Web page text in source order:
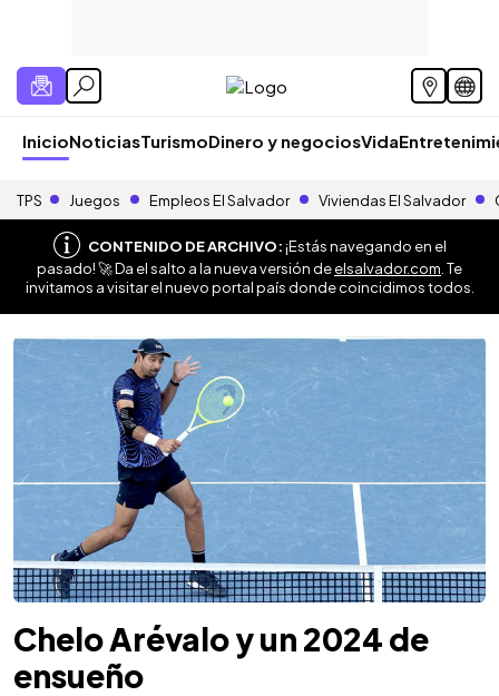
InicioNoticiasTurismoDinero y negociosVida
TPS Juegos Empleos El Salvador Viviendas El Salvador
CONTENIDO DE ARCHIVO:¡Estás navegando en el
pasado! 🚀 Da el salto a la nueva versión deelsalvador.com . Te
invitamos a visitar el nuevo portal país donde coincidimos todos.
Chelo Arévalo y un 2024 de
ensueño